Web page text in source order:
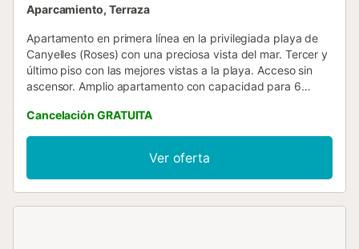
Aparcamiento, Terraza
Apartamento en primera línea en la privilegiada playa de
Canyelles (Roses) con una preciosa vista del mar. Tercer y
último piso con las mejores vistas a la playa. Acceso sin
ascensor. Amplio apartamento con capacidad para 6
dormitorios con literas. Disfruta de su agradable terraza
con barbacoa, baño con bañera y cocina totalmente
equipada con cocina de gas, horno, nevera-congelador,
lavavajillas, lavadora, vajilla, cubertería, utensilios de
cocina, cafetera y tostadora. Hay televisión con canales
Cancelación GRATUITA
Ver oferta